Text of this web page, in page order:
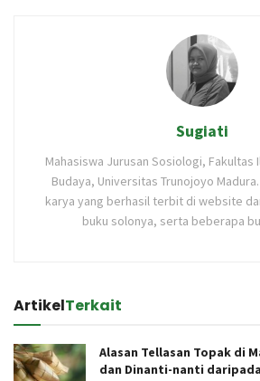
Sugiati
Mahasiswa Jurusan Sosiologi, Fakultas
Budaya, Universitas Trunojoyo
karya yang berhasil terbit di website
buku solonya, serta beberapa
ArtikelTerkait
Alasan Tellasan Topak di
dan Dinanti-nanti